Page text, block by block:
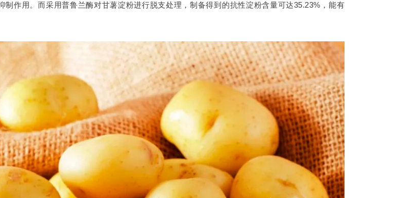
制作用。而采用普鲁兰酶对甘薯淀粉进行脱支处理，制备得到的抗性淀粉含量可达35.23%，能有